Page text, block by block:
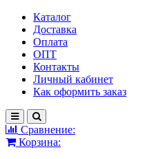
Каталог
Доставка
Оплата
ОПТ
Контакты
Личный кабинет
Как оформить заказ
Сравнение:
Корзина: